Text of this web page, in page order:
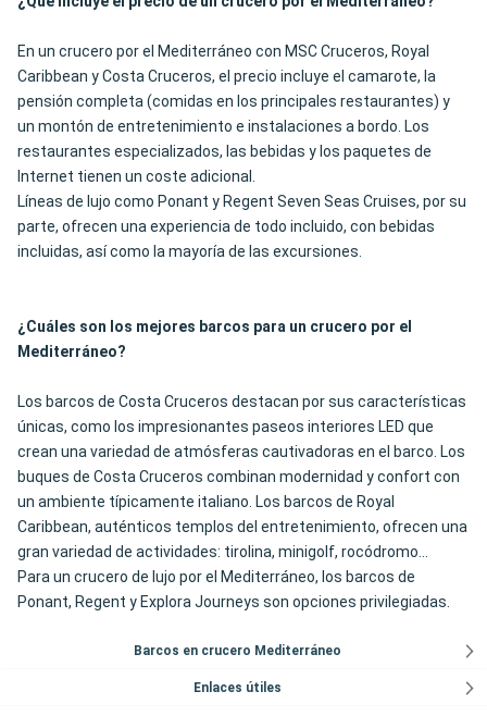
En un crucero por el Mediterráneo con MSC Cruceros, Royal
Caribbean y Costa Cruceros, el precio incluye el camarote, la
pensión completa (comidas en los principales restaurantes) y
un montón de entretenimiento e instalaciones a bordo. Los
restaurantes especializados, las bebidas y los paquetes de
Internet tienen un coste adicional.
Líneas de lujo como Ponant y Regent Seven Seas Cruises, por su
parte, ofrecen una experiencia de todo incluido, con bebidas
incluidas, así como la mayoría de las excursiones.
¿Cuáles son los mejores barcos para un crucero por el
Mediterráneo?
Los barcos de Costa Cruceros destacan por sus características
únicas, como los impresionantes paseos interiores LED que
crean una variedad de atmósferas cautivadoras en el barco. Los
buques de Costa Cruceros combinan modernidad y confort con
un ambiente típicamente italiano. Los barcos de Royal
Caribbean, auténticos templos del entretenimiento, ofrecen una
gran variedad de actividades: tirolina, minigolf, rocódromo...
Para un crucero de lujo por el Mediterráneo, los barcos de
Ponant, Regent y Explora Journeys son opciones privilegiadas.
Barcos en crucero Mediterráneo
Enlaces útiles